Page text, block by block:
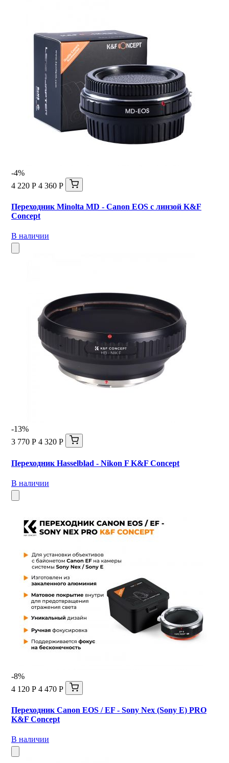
-4%
4 220 Р 4 360 Р
Переходник Minolta MD - Canon EOS с линзой K&F
Concept
В наличии
-13%
3 770 Р 4 320 Р
Переходник Hasselblad - Nikon F K&F Concept
В наличии
-8%
4 120 Р 4 470 Р
Переходник Canon EOS / EF - Sony Nex (Sony E) PRO
K&F Concept
В наличии